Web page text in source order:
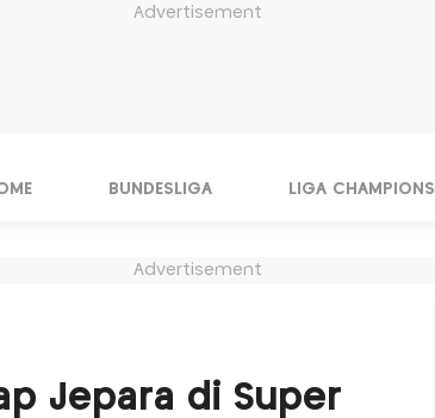
Advertisement
BUNDESLIGA LIGA CHAMPIONS
Advertisement
Jepara di Super